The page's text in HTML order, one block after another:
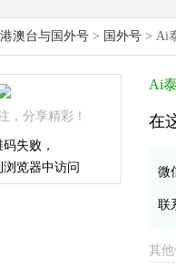
港澳台与国外号 > 国外号 > Ai
，分享精彩！
失败，
览器中访问
Ai
在
微
联
其